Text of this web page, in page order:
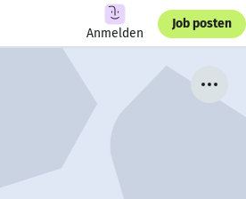
Anmelden
Job posten